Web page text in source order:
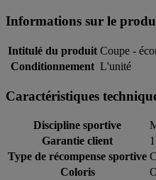
Informations sur le
Intitulé du produit Coupe -
Conditionnement L'unité
Caractéristiques
Discipline sportive
Garantie client
Type de récompense sportive
Coloris